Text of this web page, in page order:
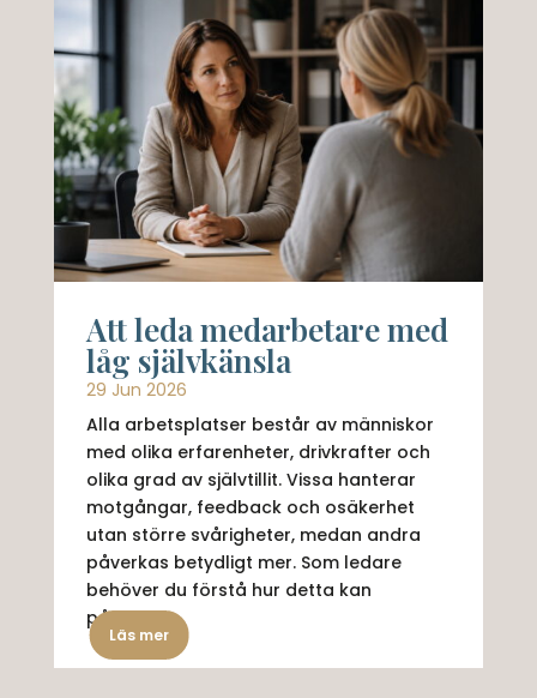
Att leda medarbetare med
låg självkänsla
29 Jun 2026
Alla arbetsplatser består av människor
med olika erfarenheter, drivkrafter och
olika grad av självtillit. Vissa hanterar
motgångar, feedback och osäkerhet
utan större svårigheter, medan andra
påverkas betydligt mer. Som ledare
behöver du förstå hur detta kan
påverka...
Läs mer